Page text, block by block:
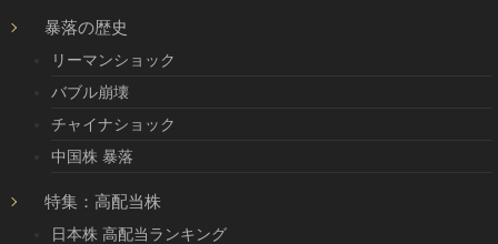
暴落の歴史
リーマンショック
バブル崩壊
チャイナショック
中国株 暴落
特集：高配当株
日本株 高配当ランキング